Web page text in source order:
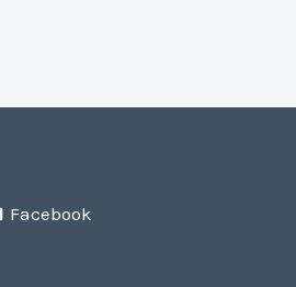
Facebook